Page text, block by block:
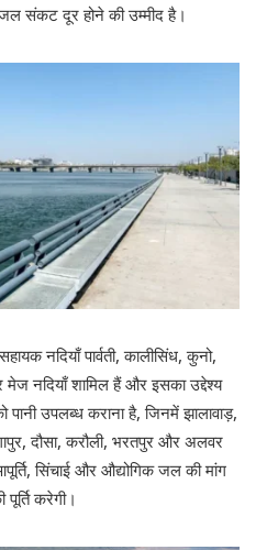
संकट दूर होने की उम्मीद है।
नदियाँ पार्वती, कालीसिंध, कुनो,
नदियाँ शामिल हैं और इसका उद्देश्य
उपलब्ध कराना है, जिनमें झालावाड़,
दौसा, करौली, भरतपुर और अलवर
सिंचाई और औद्योगिक जल की मांग
करेगी।